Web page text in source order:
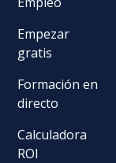
Empezar
gratis
Formación en
directo
Calculadora
ROI